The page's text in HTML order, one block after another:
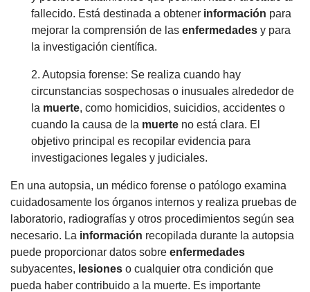
fallecido. Está destinada a obtener información para
mejorar la comprensión de las enfermedades y para
la investigación científica.
2. Autopsia forense: Se realiza cuando hay
circunstancias sospechosas o inusuales alrededor de
la muerte, como homicidios, suicidios, accidentes o
cuando la causa de la muerte no está clara. El
objetivo principal es recopilar evidencia para
investigaciones legales y judiciales.
En una autopsia, un médico forense o patólogo examina
cuidadosamente los órganos internos y realiza pruebas de
laboratorio, radiografías y otros procedimientos según sea
necesario. La información recopilada durante la autopsia
puede proporcionar datos sobre enfermedades
subyacentes, lesiones o cualquier otra condición que
pueda haber contribuido a la muerte. Es importante